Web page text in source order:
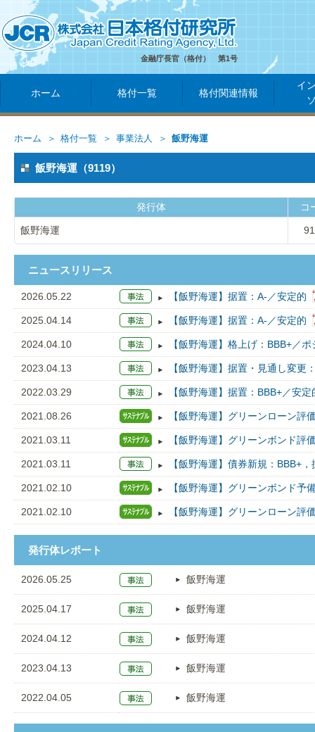
金融庁長官（格付） 第1号
ホーム 格付一覧 格付関連情報
イ
ホーム 格付一覧 事業法人 飯野海運
飯野海運（9119）
発行体 コ
飯野海運
ニュースリリース
2026.05.22 【飯野海運】据置：A-／安定的
2025.04.14 【飯野海運】据置：A-／安定的
2024.04.10 【飯野海運】格上げ：BBB+／
2023.04.13 【飯野海運】据置・見通し変
2022.03.29 【飯野海運】据置：BBB+／安定
2021.08.26 【飯野海運】グリーンローン評
2021.03.11 【飯野海運】グリーンボンド評
2021.03.11 【飯野海運】債券新規：BBB+
2021.02.10 【飯野海運】グリーンボンド予
2021.02.10 【飯野海運】グリーンローン評
発行体レポート
2026.05.25 飯野海運
2025.04.17 飯野海運
2024.04.12 飯野海運
2023.04.13 飯野海運
2022.04.05 飯野海運